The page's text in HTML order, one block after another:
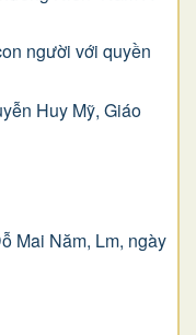
người với quyền
Huy Mỹ, Giáo
Mai Năm, Lm, ngày